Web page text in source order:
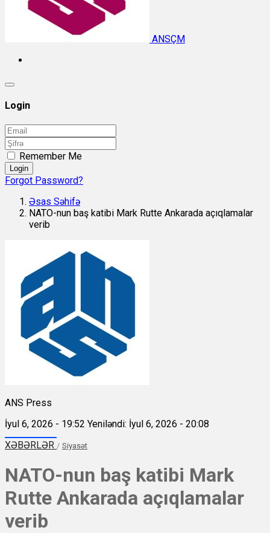
ANSÇM
Login
Remember Me
Login
Forgot Password?
Əsas Səhifə
NATO-nun baş katibi Mark Rutte Ankarada açıqlamalar
verib
ANS Press
İyul 6, 2026 - 19:52 Yeniləndi: İyul 6, 2026 - 20:08
XƏBƏRLƏR / Siyasət
NATO-nun baş katibi Mark
Rutte Ankarada açıqlamalar
verib